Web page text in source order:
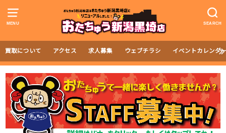
MENU SEARCH
買取について アクセス 求人募集 ウェブチラシ イベントカレンダ